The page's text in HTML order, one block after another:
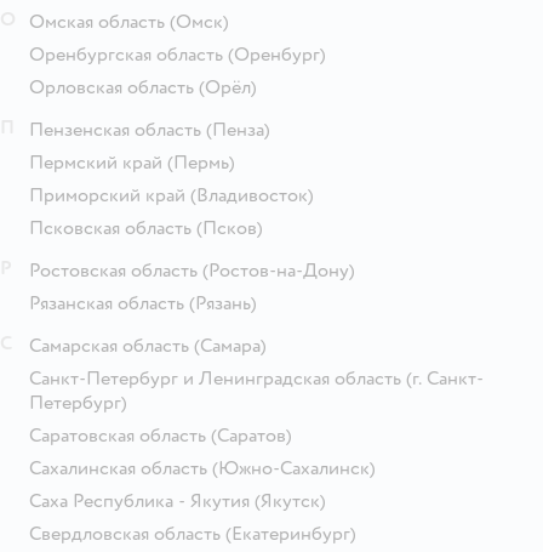
Омская область (Омск)
Оренбургская область (Оренбург)
Орловская область (Орёл)
Пензенская область (Пенза)
Пермский край (Пермь)
Приморский край (Владивосток)
Псковская область (Псков)
Ростовская область (Ростов-на-Дону)
Рязанская область (Рязань)
Самарская область (Самара)
Санкт-Петербург и Ленинградская область (г. Санкт-
Петербург)
Саратовская область (Саратов)
Сахалинская область (Южно-Сахалинск)
Саха Республика - Якутия (Якутск)
Свердловская область (Екатеринбург)